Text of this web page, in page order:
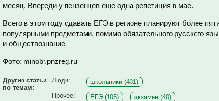
месяц. Впереди у пензенцев еще одна репетиция в мае.
Всего в этом году сдавать ЕГЭ в регионе планируют более
популярными предметами, помимо обязательного русского
и обществознание.
Фото: minobr.pnzreg.ru
Другие статьи
по темам:
Люди:
школьники (431)
Прочее:
ЕГЭ (105) экзамен (40)